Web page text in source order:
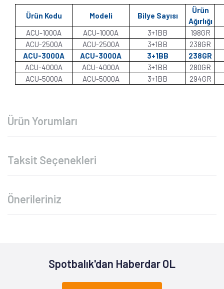
Ürün Kodu Modeli Bilye Sayısı
Ürün
Ağırlığı
ACU-1000A
ACU-1000A 3+1BB
198GR
ACU-2500A
ACU-2500A 3+1BB
238GR
ACU-3000A
ACU-3000A 3+1BB
238GR
ACU-4000A
ACU-4000A 3+1BB
280GR
ACU-5000A
ACU-5000A 3+1BB 294GR
Ürün Yorumları
Taksit Seçenekleri
Önerileriniz
Spotbalık'dan Haberdar OL